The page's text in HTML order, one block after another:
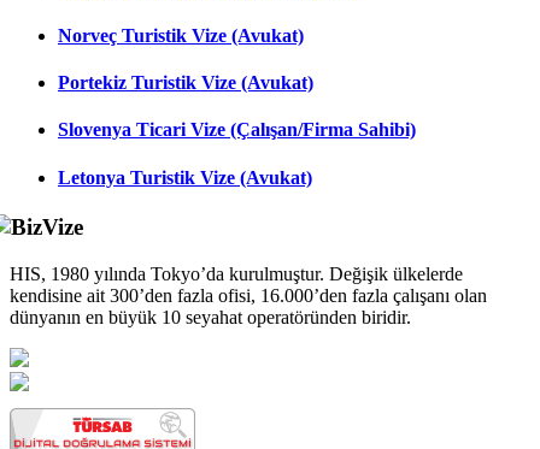
Norveç Turistik Vize (Avukat)
Portekiz Turistik Vize (Avukat)
Slovenya Ticari Vize (Çalışan/Firma Sahibi)
Letonya Turistik Vize (Avukat)
HIS, 1980 yılında Tokyo’da kurulmuştur. Değişik ülkelerde
kendisine ait 300’den fazla ofisi, 16.000’den fazla çalışanı olan
dünyanın en büyük 10 seyahat operatöründen biridir.